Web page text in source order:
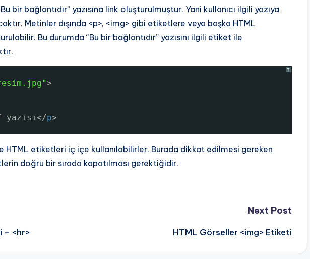
bir bağlantıdır” yazısına link oluşturulmuştur. Yani kullanıcı ilgili yazıya
Metinler dışında <p>, <img> gibi etiketlere veya başka HTML
Bu durumda “Bu bir bağlantıdır” yazısını ilgili etiket ile
?
>
yazısı</p>
HTML etiketleri iç içe kullanılabilirler. Burada dikkat edilmesi gereken
doğru bir sırada kapatılması gerektiğidir.
– <hr>
Next Post
HTML Görseller <img> Etiketi